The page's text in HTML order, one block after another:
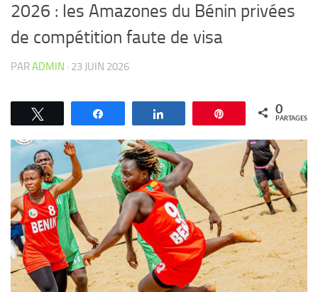
2026 : les Amazones du Bénin privées
de compétition faute de visa
PARADMIN · 23 JUIN 2026
Épingle 0
PARTAGES